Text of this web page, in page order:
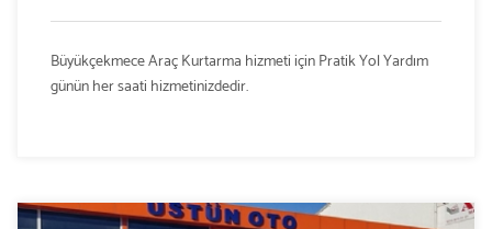
Büyükçekmece Araç Kurtarma hizmeti için Pratik Yol Yardım
günün her saati hizmetinizdedir.